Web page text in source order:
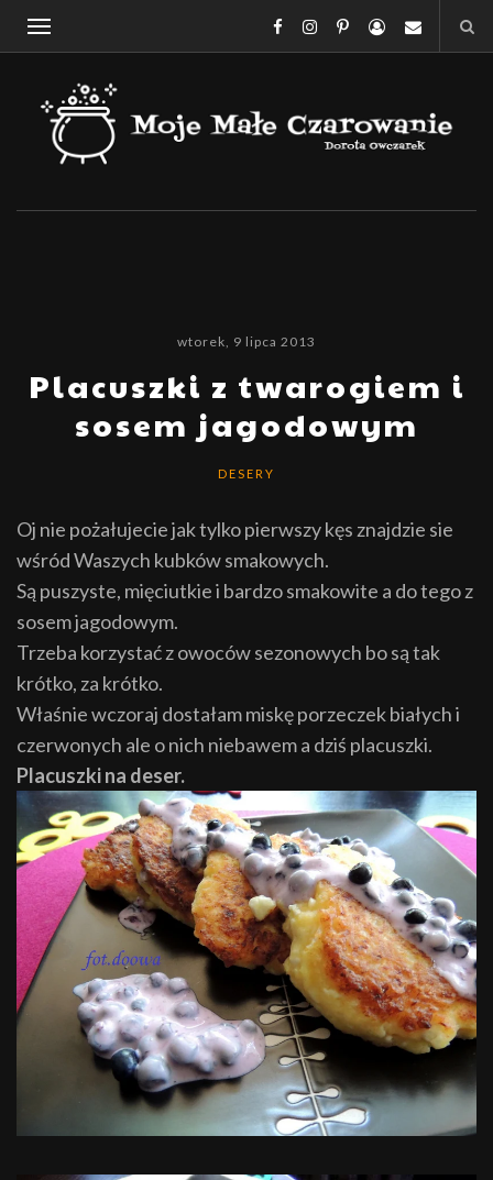
wtorek, 9 lipca 2013
Placuszki z twarogiem i
sosem jagodowym
DESERY
Oj nie pożałujecie jak tylko pierwszy kęs znajdzie sie
wśród Waszych kubków smakowych.
Są puszyste, mięciutkie i bardzo smakowite a do tego z
sosem jagodowym.
Trzeba korzystać z owoców sezonowych bo są tak
krótko, za krótko.
Właśnie wczoraj dostałam miskę porzeczek białych i
czerwonych ale o nich niebawem a dziś placuszki.
Placuszki na deser.